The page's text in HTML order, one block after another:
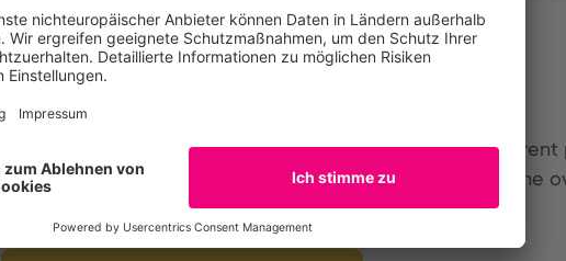
Vergleiche einzelne Produkte
Compare the environmental footprint of up to three
insights into similarities and differences, examining both the